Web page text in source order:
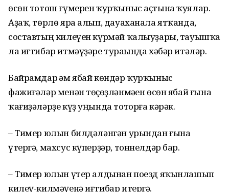
өсөн тотош ғүмерен ҡурҡыныс аҫтына ҡуялар.
Аҙаҡ, төрлө яра алып, дауаханала ятҡанда,
составтың килеүен күрмәй ҡалыуҙары, тауышҡа
ла иғтибар итмәүҙәре тураһында хәбәр итәләр.
Байрамдар һәм ябай көндәр ҡурҡыныс
фажиғәләр менән төҫһөҙләнмәһен өсөн ябай ғына
ҡағиҙәләрҙе күҙ уңында тоторға кәрәк.
– Тимер юлын билдәләнгән урындан ғына
үтергә, махсус күперҙәр, тоннелдәр бар.
– Тимер юлын үтер алдынан поезд яҡынлашып
килеү-килмәүенә иғтибар итергә.